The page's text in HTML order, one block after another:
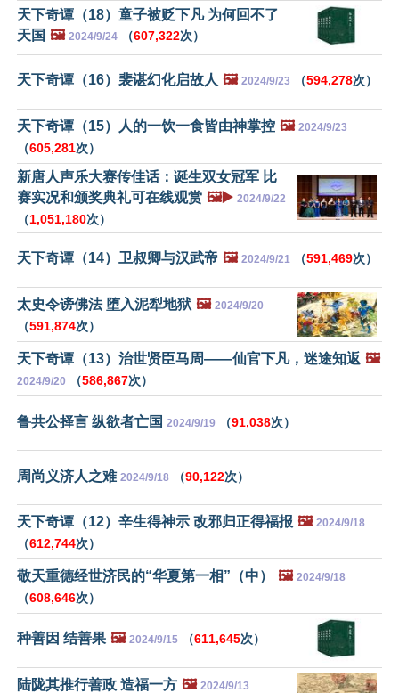
天下奇谭（18）童子被贬下凡 为何回不了
天国 🖼️ 2024/9/24 （607,322次）
天下奇谭（16）裴谌幻化启故人 🖼️ 2024/9/23 （594,278次）
天下奇谭（15）人的一饮一食皆由神掌控 🖼️ 2024/9/23
（605,281次）
新唐人声乐大赛传佳话：诞生双女冠军 比
赛实况和颁奖典礼可在线观赏 🖼️▶️ 2024/9/22
（1,051,180次）
天下奇谭（14）卫叔卿与汉武帝 🖼️ 2024/9/21 （591,469次）
太史令谤佛法 堕入泥犁地狱 🖼️ 2024/9/20
（591,874次）
天下奇谭（13）治世贤臣马周——仙官下凡，迷途知返 🖼️
2024/9/20 （586,867次）
鲁共公择言 纵欲者亡国 2024/9/19 （91,038次）
周尚义济人之难 2024/9/18 （90,122次）
天下奇谭（12）辛生得神示 改邪归正得福报 🖼️ 2024/9/18
（612,744次）
敬天重德经世济民的“华夏第一相”（中） 🖼️ 2024/9/18
（608,646次）
种善因 结善果 🖼️ 2024/9/15 （611,645次）
陆陇其推行善政 造福一方 🖼️ 2024/9/13